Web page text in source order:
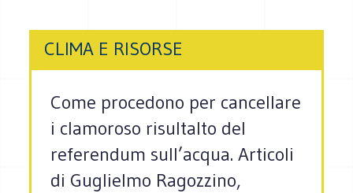
CLIMA E RISORSE
Come procedono per cancellare
i clamoroso risultalto del
referendum sull’acqua. Articoli
di Guglielmo Ragozzino,